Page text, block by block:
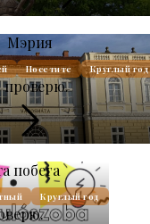
Мэрия
Посетите Круглый год
проверю.
побега
Круглый год